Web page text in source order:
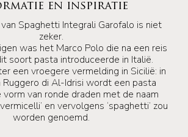
en inspiratie
Spaghetti Integrali Garofalo is niet
zeker.
was het Marco Polo die na een reis
soort pasta introduceerde in Italië.
een vroegere vermelding in Sicilië: in
Ruggero di Al-Idrisi wordt een pasta
van ronde draden met de naam
en vervolgens ‘spaghetti’ zou
worden genoemd.